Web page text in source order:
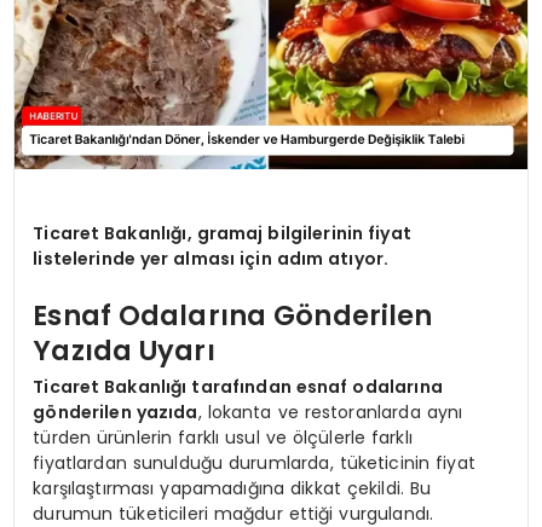
Ticaret Bakanlığı, gramaj bilgilerinin fiyat
listelerinde yer alması için adım atıyor.
Esnaf Odalarına Gönderilen
Yazıda Uyarı
Ticaret Bakanlığı tarafından esnaf odalarına
gönderilen yazıda, lokanta ve restoranlarda aynı
türden ürünlerin farklı usul ve ölçülerle farklı
fiyatlardan sunulduğu durumlarda, tüketicinin fiyat
karşılaştırması yapamadığına dikkat çekildi. Bu
durumun tüketicileri mağdur ettiği vurgulandı.